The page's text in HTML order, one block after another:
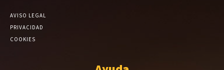
AVISO LEGAL
PRIVACIDAD
COOKIES